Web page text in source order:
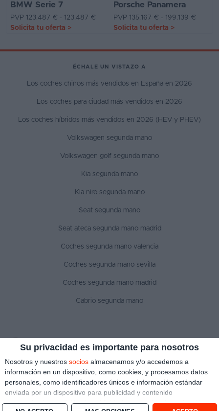
Su privacidad es importante para nosotros
Nosotros y nuestros socios almacenamos y/o accedemos a
información en un dispositivo, como cookies, y procesamos datos
personales, como identificadores únicos e información estándar
enviada por un dispositivo para publicidad y contenido
personalizado, medición de publicidad y contenido, investigación
BMW Serie 7 Porsche Panamera
PVP 123.487 € - 123.487 €
PVP 135.167 € - 199.139 €
Solicita tu oferta > Solicita tu oferta >
ÉCHALE UN VISTAZO A
Los coches chinos más vendidos en España en 2026
Los coches para ciudad más vendidos en 2026
Los coches híbridos más vendidos en 2026 (HEV y PHEV)
Volkswagen segunda mano
Volkswagen golf segunda mano
Kia segunda mano
Kia niro segunda mano
Seat segunda mano
Seat ateca segunda mano madrid
Coches segunda mano valencia
Coches segunda mano sevilla
Coches segunda mano madrid
Cabrio segunda mano
SÍGUENOS
Copyright © 2022 ¿Qué coche me compro?. Todos los derechos reservados